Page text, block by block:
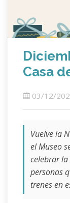
Casa
03/12/
Vuelve la
el Museo
celebrar
personas
trenes en